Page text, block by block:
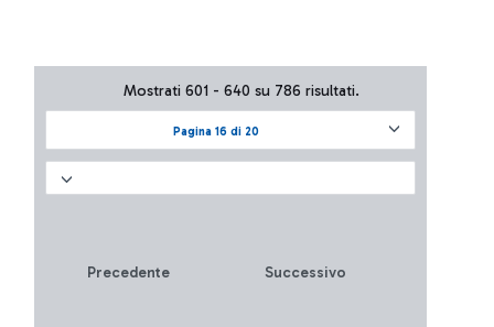
Pagina 16 di 20
Mostrati 601 - 640 su 786 risultati.
Precedente Successivo